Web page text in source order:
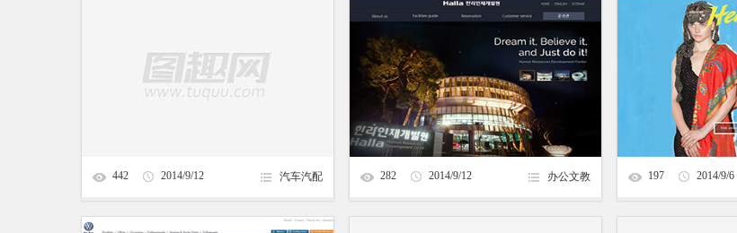
442
2014/9/12
汽车汽配 282
2014/9/12
办公文教 197
2014/9/6